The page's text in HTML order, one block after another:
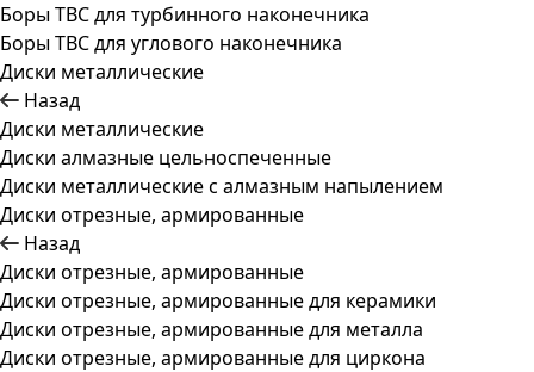
Боры ТВС для турбинного наконечника
Боры ТВС для углового наконечника
Диски металлические
Назад
Диски металлические
Диски алмазные цельноспеченные
Диски металлические с алмазным напылением
Диски отрезные, армированные
Назад
Диски отрезные, армированные
Диски отрезные, армированные для керамики
Диски отрезные, армированные для металла
Диски отрезные, армированные для циркона